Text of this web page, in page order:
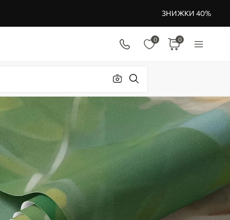
ЗНИЖКИ 40%
0 0